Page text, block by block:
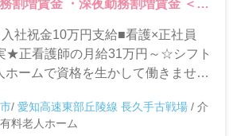
割増賃金 ・深夜勤務割増賃金 ＜そ
社祝金10万円支給■看護×正社員
正看護師の月給31万円～☆シフト
ホームで資格を生かして働きません
/ 愛知高速東部丘陵線 長久手古戦場 / 介
料老人ホーム